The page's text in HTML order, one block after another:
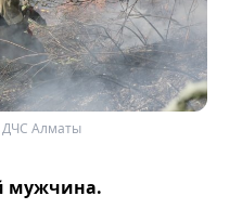
ДЧС Алматы
мужчина.